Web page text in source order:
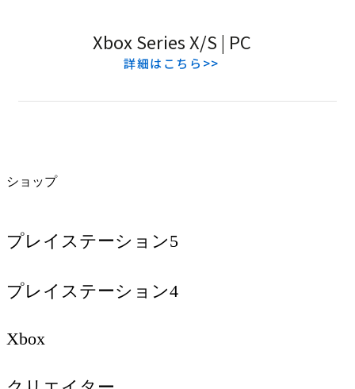
Xbox Series X/S | PC
詳細はこちら>>
ショップ
プレイステーション5
プレイステーション4
Xbox